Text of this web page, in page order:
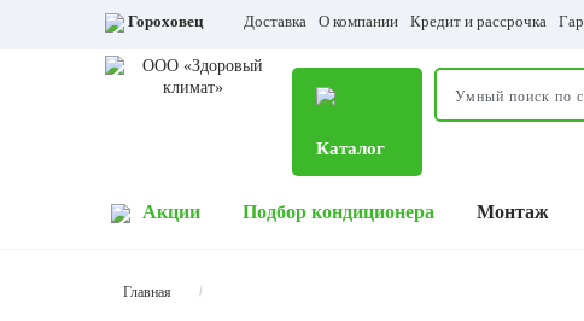
Гороховец Доставка О компании Кредит и рассрочка
Каталог
Акции Подбор кондиционера Монтаж
Главная